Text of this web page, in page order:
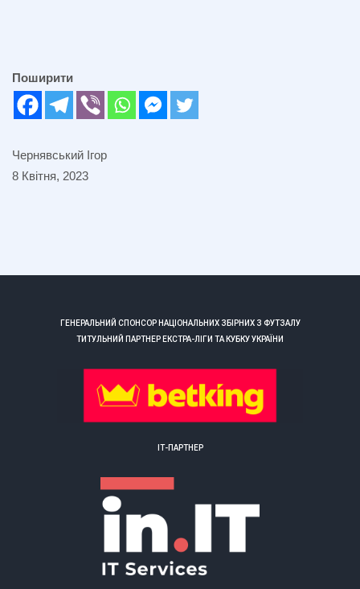
Поширити
Чернявський Ігор
8 Квітня, 2023
ГЕНЕРАЛЬНИЙ СПОНСОР НАЦІОНАЛЬНИХ ЗБІРНИХ З ФУТЗАЛУ
ТИТУЛЬНИЙ ПАРТНЕР ЕКСТРА-ЛІГИ ТА КУБКУ УКРАЇНИ
ІТ-ПАРТНЕР